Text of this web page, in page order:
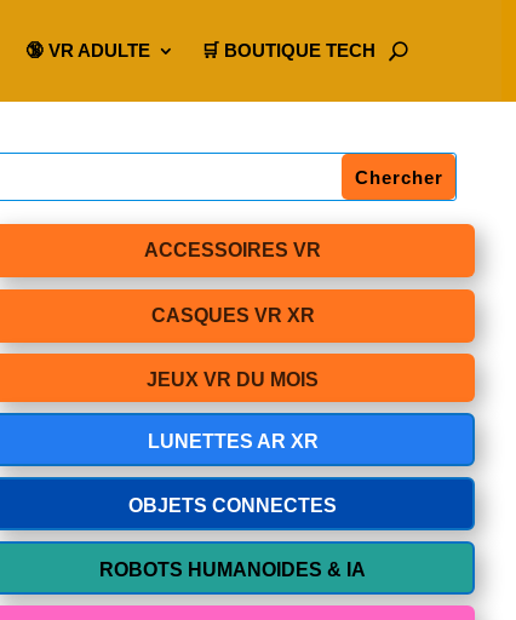
🔞 VR ADULTE 🛒 BOUTIQUE TECH
ACCESSOIRES VR
CASQUES VR XR
JEUX VR DU MOIS
LUNETTES AR XR
OBJETS CONNECTES
ROBOTS HUMANOIDES & IA